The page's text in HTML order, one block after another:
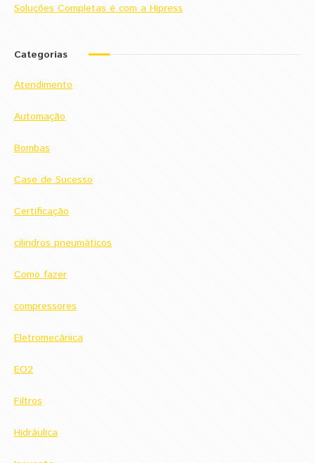
Soluções Completas é com a Hipress
Categorias
Atendimento
Automação
Bombas
Case de Sucesso
Certificação
cilindros pneumáticos
Como fazer
compressores
Eletromecânica
EO2
Filtros
Hidráulica